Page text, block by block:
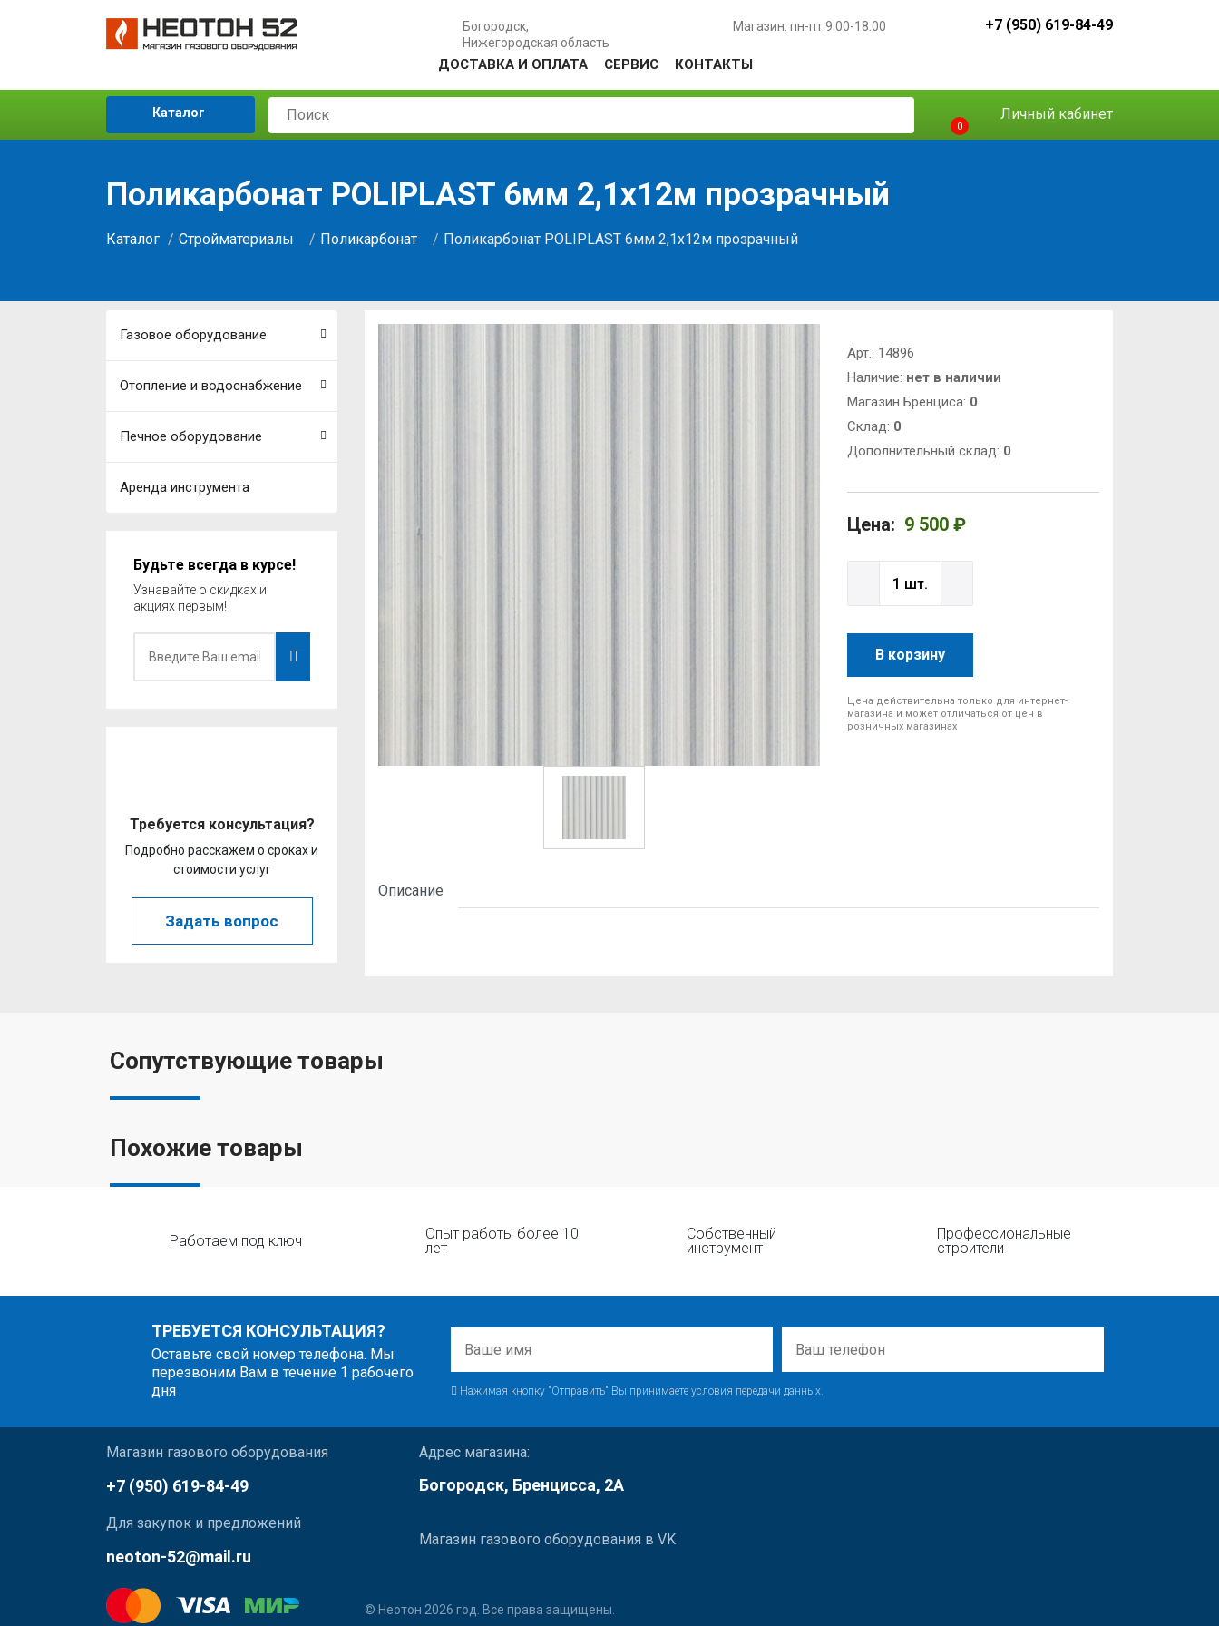
Богородск,
Нижегородская область
Магазин: пн-пт.9:00-18:00 +7 (950) 619-84-49
ДОСТАВКА И ОПЛАТА СЕРВИС КОНТАКТЫ
Каталог
0
Личный кабинет
Поликарбонат POLIPLAST 6мм 2,1х12м прозрачный
Каталог Стройматериалы Поликарбонат Поликарбонат POLIPLAST 6мм 2,1х12м прозрачный
Газовое оборудование
Отопление и водоснабжение
Печное оборудование
Аренда инструмента
Будьте всегда в курсе!
Узнавайте о скидках и
акциях первым!
Требуется консультация?
Подробно расскажем о сроках и
стоимости услуг
Задать вопрос
Арт.: 14896
Наличие: нет в наличии
Магазин Бренциса: 0
Cклад: 0
Дополнительный склад: 0
Цена: 9 500 ₽
В корзину
Цена действительна только для интернет-
магазина и может отличаться от цен в
розничных магазинах
Описание
Сопутствующие товары
Похожие товары
Работаем под ключ
Опыт работы более 10
лет
Собственный
инструмент
Профессиональные
строители
ТРЕБУЕТСЯ КОНСУЛЬТАЦИЯ?
Оставьте свой номер телефона. Мы
перезвоним Вам в течение 1 рабочего
дня
Нажимая кнопку "Отправить" Вы принимаете условия передачи данных.
Магазин газового оборудования
+7 (950) 619-84-49
Для закупок и предложений
neoton-52@mail.ru
Адрес магазина:
Богородск, Бренцисса, 2А
Магазин газового оборудования в VK
© Неотон 2026 год. Все права защищены.